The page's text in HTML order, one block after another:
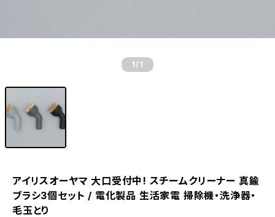
1 /1
アイリスオーヤマ 大口受付中! スチームクリーナー 真鍮
ブラシ3個セット / 電化製品 生活家電 掃除機・洗浄器・
毛玉とり